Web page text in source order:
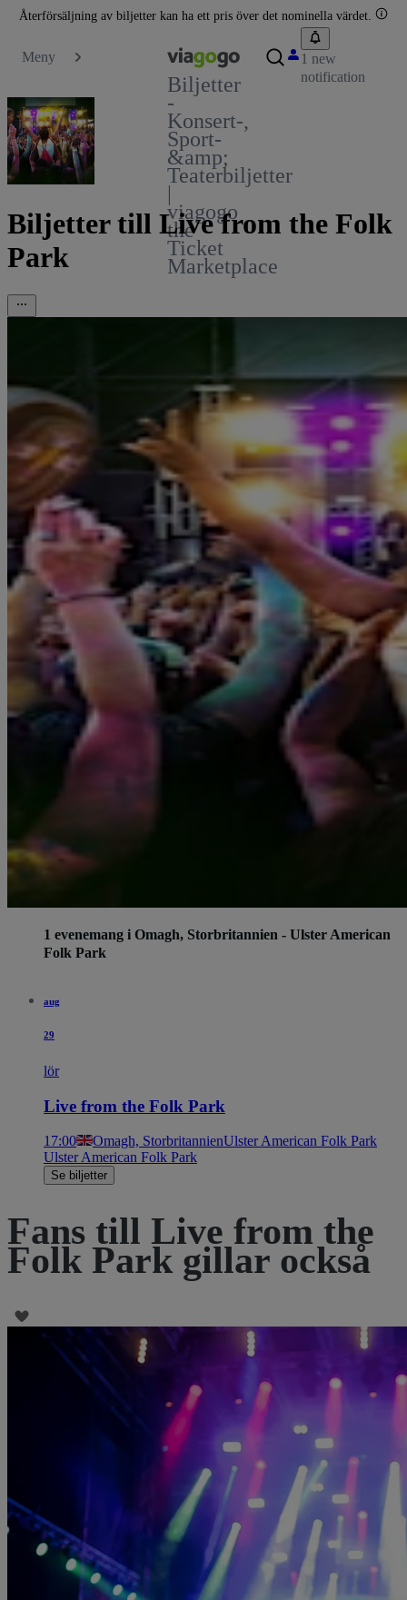
Återförsäljning av biljetter kan ha ett pris över det nominella värdet.
Meny
Biljetter
-
Konsert-,
Sport-
&amp;
Teaterbiljetter
|
viagogo
the
Ticket
Marketplace
1 new
notification
Biljetter till Live from the Folk
Park
1 evenemang i Omagh, Storbritannien - Ulster American
Folk Park
aug
29
lör
Live from the Folk Park
17:00 Omagh, StorbritannienUlster American Folk Park
Ulster American Folk Park
Se biljetter
Fans till Live from the
Folk Park gillar också